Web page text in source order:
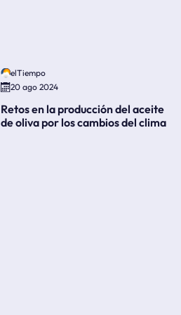
elTiempo
20 ago 2024
Retos en la producción del aceite
de oliva por los cambios del clima